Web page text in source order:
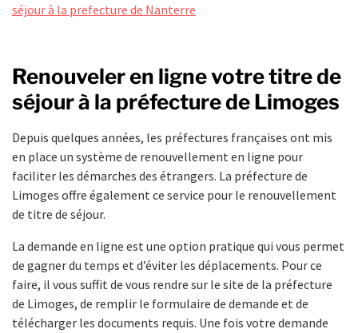
séjour à la prefecture de Nanterre
Renouveler en ligne votre titre de
séjour à la préfecture de Limoges
Depuis quelques années, les préfectures françaises ont mis
en place un système de renouvellement en ligne pour
faciliter les démarches des étrangers. La préfecture de
Limoges offre également ce service pour le renouvellement
de titre de séjour.
La demande en ligne est une option pratique qui vous permet
de gagner du temps et d’éviter les déplacements. Pour ce
faire, il vous suffit de vous rendre sur le site de la préfecture
de Limoges, de remplir le formulaire de demande et de
télécharger les documents requis. Une fois votre demande